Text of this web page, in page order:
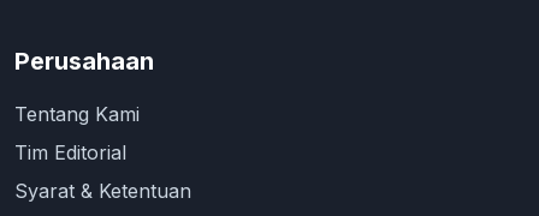
Perusahaan
Tentang Kami
Tim Editorial
Syarat & Ketentuan